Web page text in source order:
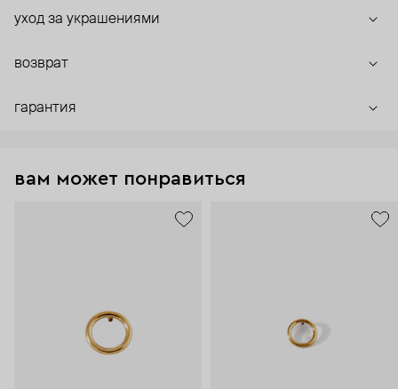
уход за украшениями
возврат
гарантия
вам может понравиться